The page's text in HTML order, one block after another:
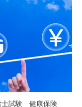
士試験 健康保険